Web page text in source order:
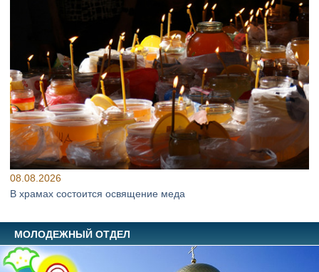
08.08.2026
В храмах состоится освящение меда
МОЛОДЕЖНЫЙ ОТДЕЛ